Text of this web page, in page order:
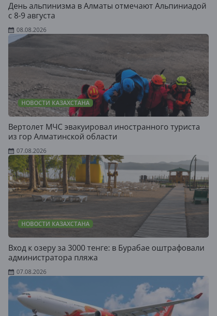
День альпинизма в Алматы отмечают Альпиниадой
с 8-9 августа
08.08.2026
НОВОСТИ КАЗАХСТАНА
Вертолет МЧС эвакуировал иностранного туриста
из гор Алматинской области
07.08.2026
НОВОСТИ КАЗАХСТАНА
Вход к озеру за 3000 тенге: в Бурабае оштрафовали
администратора пляжа
07.08.2026